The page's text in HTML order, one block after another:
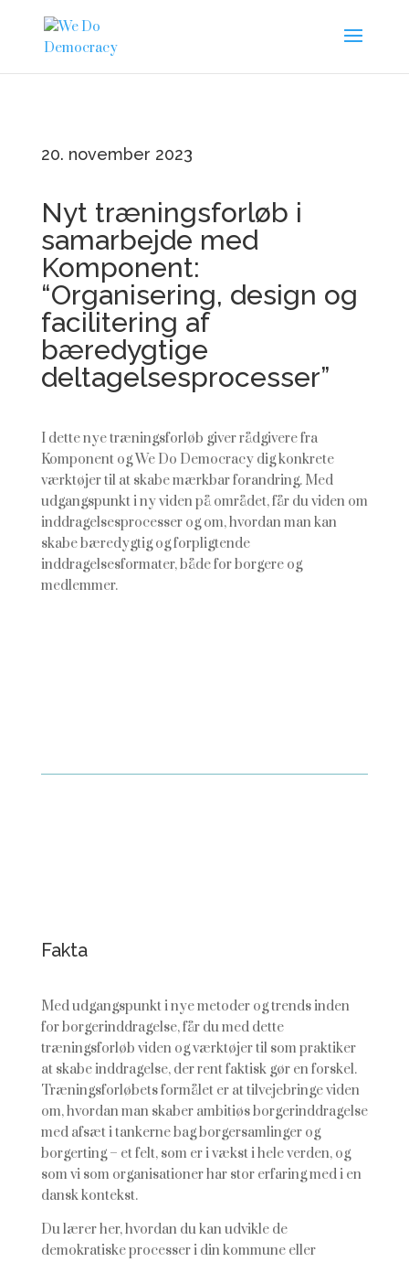
20. november 2023
Nyt træningsforløb i
samarbejde med
Komponent:
“Organisering, design og
facilitering af
bæredygtige
deltagelsesprocesser”
I dette nye træningsforløb giver rådgivere fra
Komponent og We Do Democracy dig konkrete
værktøjer til at skabe mærkbar forandring. Med
udgangspunkt i ny viden på området, får du viden om
inddragelsesprocesser og om, hvordan man kan
skabe bæredygtig og forpligtende
inddragelsesformater, både for borgere og
medlemmer.
Fakta
Med udgangspunkt i nye metoder og trends inden
for borgerinddragelse, får du med dette
træningsforløb viden og værktøjer til som praktiker
at skabe inddragelse, der rent faktisk gør en forskel.
Træningsforløbets formålet er at tilvejebringe viden
om, hvordan man skaber ambitiøs borgerinddragelse
med afsæt i tankerne bag borgersamlinger og
borgerting – et felt, som er i vækst i hele verden, og
som vi som organisationer har stor erfaring med i en
dansk kontekst.
Du lærer her, hvordan du kan udvikle de
demokratiske processer i din kommune eller